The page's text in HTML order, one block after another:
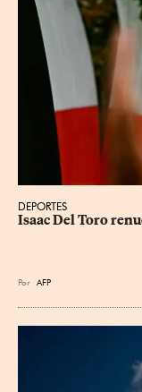
DEPORTES
Isaac Del Toro
Por AFP